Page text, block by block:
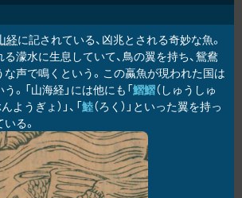
経に記されている、凶兆とされる奇妙な魚。
濛水に生息していて、鳥の翼を持ち、鴛鴦
な声で鳴くという。この蠃魚が現われた国は
。「山海経」には他にも「鰼鰼（しゅうしゅ
んようぎょ）」、「鯥（ろく）」といった翼を持っ
る。